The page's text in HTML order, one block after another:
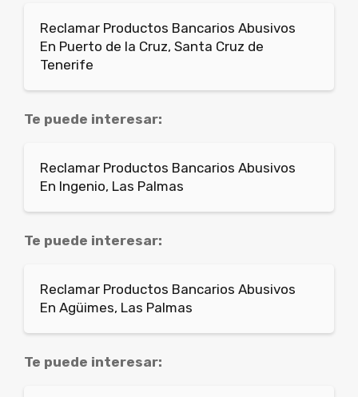
Reclamar Productos Bancarios Abusivos
En Puerto de la Cruz, Santa Cruz de
Tenerife
Te puede interesar:
Reclamar Productos Bancarios Abusivos
En Ingenio, Las Palmas
Te puede interesar:
Reclamar Productos Bancarios Abusivos
En Agüimes, Las Palmas
Te puede interesar: